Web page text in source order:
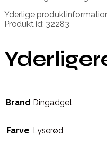
Yderlige
Produkt id: 32283
Brand Dingadget
Farve Lyserød